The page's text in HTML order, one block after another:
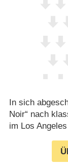
In sich
Noir“ nach
im Los